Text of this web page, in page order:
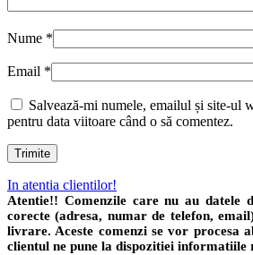
Nume *
Email *
Salvează-mi numele, emailul și site-ul
pentru data viitoare când o să comentez.
In atentia clientilor!
Atentie!! Comenzile care nu au datele
corecte (adresa, numar de telefon,
livrare. Aceste comenzi se vor procesa
clientul ne pune la dispozitiei informatiile